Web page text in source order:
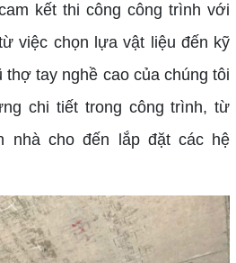
kết thi công công trình với
việc chọn lựa vật liệu đến kỹ
tay nghề cao của chúng tôi
chi tiết trong công trình, từ
nhà cho đến lắp đặt các hệ